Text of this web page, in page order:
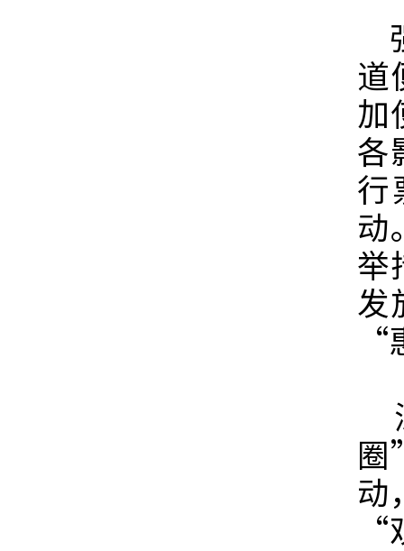
道
加
各
行
动
举
发
“
圈
动
“